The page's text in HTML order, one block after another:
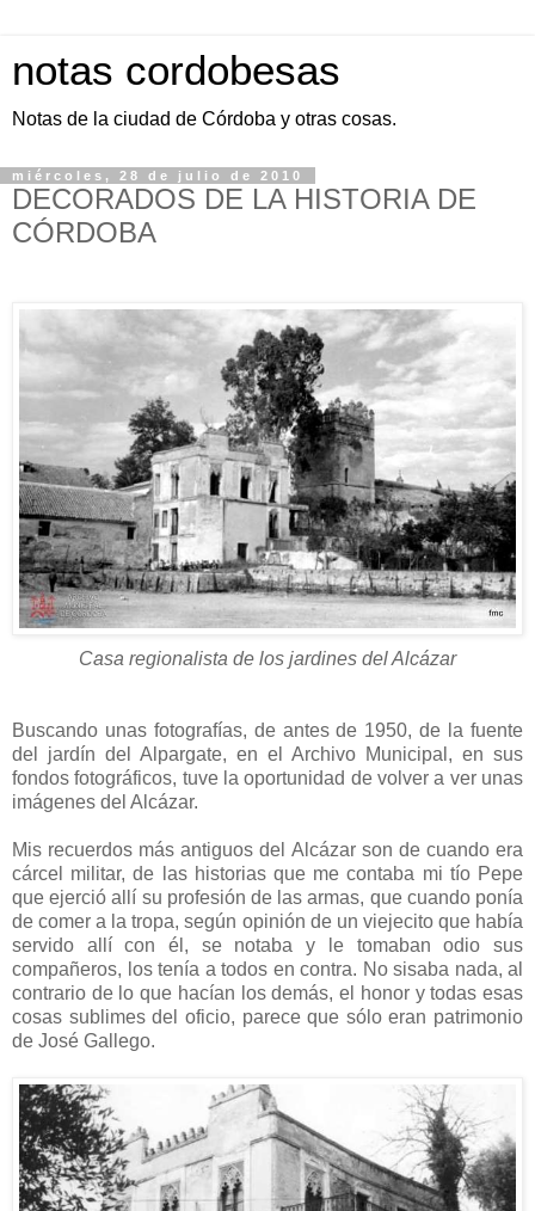
notas cordobesas
Notas de la ciudad de Córdoba y otras cosas.
miércoles, 28 de julio de 2010
DECORADOS DE LA HISTORIA DE
CÓRDOBA
Casa regionalista de los jardines del Alcázar
Buscando unas fotografías, de antes de 1950, de la fuente
del jardín del Alpargate, en el Archivo Municipal, en sus
fondos fotográficos, tuve la oportunidad de volver a ver unas
imágenes del Alcázar.
Mis recuerdos más antiguos del Alcázar son de cuando era
cárcel militar, de las historias que me contaba mi tío Pepe
que ejerció allí su profesión de las armas, que cuando ponía
de comer a la tropa, según opinión de un viejecito que había
servido allí con él, se notaba y le tomaban odio sus
compañeros, los tenía a todos en contra. No sisaba nada, al
contrario de lo que hacían los demás, el honor y todas esas
cosas sublimes del oficio, parece que sólo eran patrimonio
de José Gallego.